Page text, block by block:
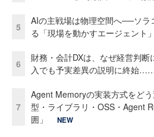
5
AIの主戦場は物理空間へ──ソラ
る「現場を動かすエージェント」
6
財務・会計DXは、なぜ経営判
入でも予実差異の説明に終始
7
Agent Memoryの実装方式をど
型・ライブラリ・OSS・Agent
囲」
NEW